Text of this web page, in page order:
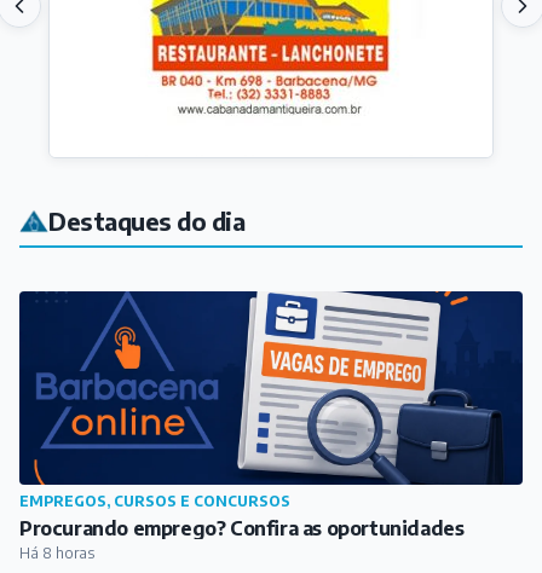
Procurando emprego? Confira as oportunidades
Há 8 horas
VARIEDADES
Barbacena tem aposta ganhadora da quina da Mega-
Sena